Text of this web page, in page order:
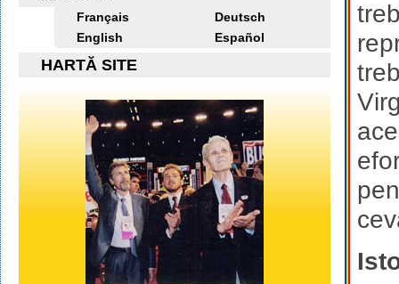
Français
Deutsch
English
Español
HARTĂ SITE